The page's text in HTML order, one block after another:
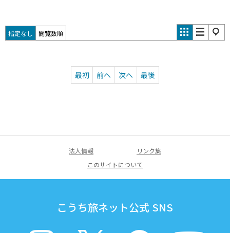
指定なし 閲覧数順
最初 前へ 次へ 最後
法人情報
リンク集
このサイトについて
こうち旅ネット公式 SNS